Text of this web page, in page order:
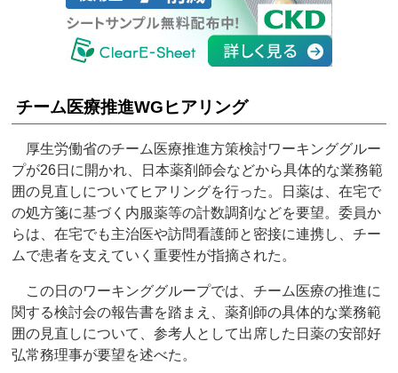
チーム医療推進WGヒアリング
厚生労働省のチーム医療推進方策検討ワーキンググルー
プが26日に開かれ、日本薬剤師会などから具体的な業務範
囲の見直しについてヒアリングを行った。日薬は、在宅で
の処方箋に基づく内服薬等の計数調剤などを要望。委員か
らは、在宅でも主治医や訪問看護師と密接に連携し、チー
ムで患者を支えていく重要性が指摘された。
この日のワーキンググループでは、チーム医療の推進に
関する検討会の報告書を踏まえ、薬剤師の具体的な業務範
囲の見直しについて、参考人として出席した日薬の安部好
弘常務理事が要望を述べた。